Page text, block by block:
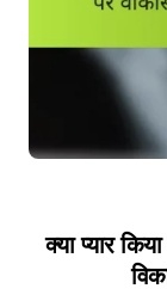
क्या प्यार